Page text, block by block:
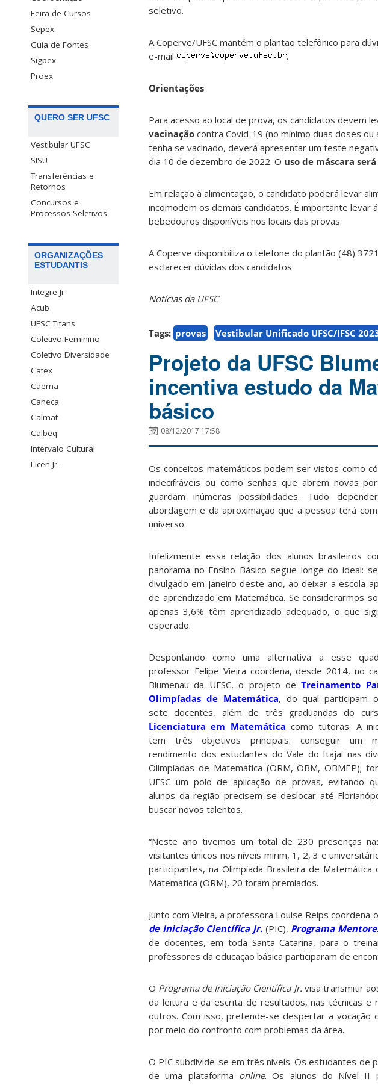
Feira de Cursos
Sepex
Guia de Fontes
Sigpex
Proex
QUERO SER UFSC
Vestibular UFSC
SISU
Transferências e
Retornos
Concursos e
Processos Seletivos
ORGANIZAÇÕES
ESTUDANTIS
Integre Jr
Acub
UFSC Titans
Coletivo Feminino
Coletivo Diversidade
Catex
Caema
Caneca
Calmat
Calbeq
Intervalo Cultural
Licen Jr.
seletivo.
A Coperve/UFSC mantém o plantão telefônico para
e-mail
.
Orientações
Para acesso ao local de prova, os candidatos devem
vacinação contra Covid-19 (no mínimo duas doses ou
tenha se vacinado, deverá apresentar um teste
dia 10 de dezembro de 2022. O uso de máscara
Em relação à alimentação, o candidato poderá levar
incomodem os demais candidatos. É importante levar
bebedouros disponíveis nos locais das provas.
A Coperve disponibiliza o telefone do plantão (48)
esclarecer dúvidas dos candidatos.
Notícias da UFSC
Tags: provas Vestibular Unificado UFSC/IFSC
Projeto da UFSC
incentiva estudo da
básico
08/12/2017 17:58
Os conceitos matemáticos podem ser vistos como
indecifráveis ou como senhas que abrem novas
guardam inúmeras possibilidades. Tudo
abordagem e da aproximação que a pessoa terá
universo.
Infelizmente essa relação dos alunos brasileiros
panorama no Ensino Básico segue longe do ideal:
divulgado em janeiro deste ano, ao deixar a escola
de aprendizado em Matemática. Se considerarmos
apenas 3,6% têm aprendizado adequado, o que
esperado.
Despontando como uma alternativa a esse
professor Felipe Vieira coordena, desde 2014, no
Blumenau da UFSC, o projeto deTreinamento
Olimpíadas de Matemática, do qual participam
sete docentes, além de três graduandas do
Licenciatura em Matemática como tutoras. A
tem três objetivos principais: conseguir um
rendimento dos estudantes do Vale do Itajaí nas
Olimpíadas de Matemática (ORM, OBM, OBMEP);
UFSC um polo de aplicação de provas, evitando
alunos da região precisem se deslocar até
buscar novos talentos.
“Neste ano tivemos um total de 230 presenças
visitantes únicos nos níveis mirim, 1, 2, 3 e
participantes, na Olimpíada Brasileira de Matemática
Matemática (ORM), 20 foram premiados.
Junto com Vieira, a professora Louise Reips
de Iniciação Científica Jr.(PIC), Programa
de docentes, em toda Santa Catarina, para o
professores da educação básica participaram de
O Programa de Iniciação Científica Jr. visa transmitir
da leitura e da escrita de resultados, nas técnicas e
outros. Com isso, pretende-se despertar a vocação
por meio do confronto com problemas da área.
O PIC subdivide-se em três níveis. Os estudantes de
de uma plataforma online. Os alunos do Nível II